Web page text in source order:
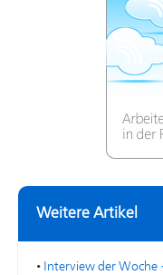
Weitere Artikel
• Interview der Woche